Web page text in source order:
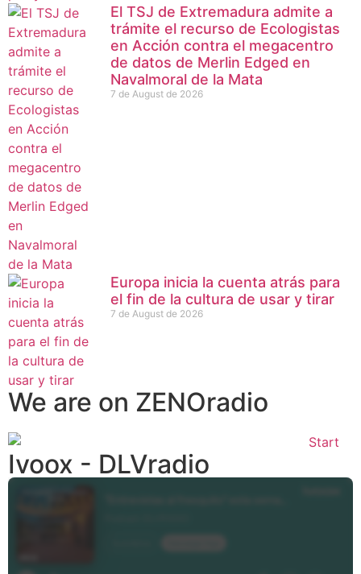
El TSJ de Extremadura admite a
trámite el recurso de Ecologistas
en Acción contra el megacentro
de datos de Merlin Edged en
Navalmoral de la Mata
7 de August de 2026
Europa inicia la cuenta atrás para
el fin de la cultura de usar y tirar
7 de August de 2026
We are on ZENOradio
Ivoox - DLVradio